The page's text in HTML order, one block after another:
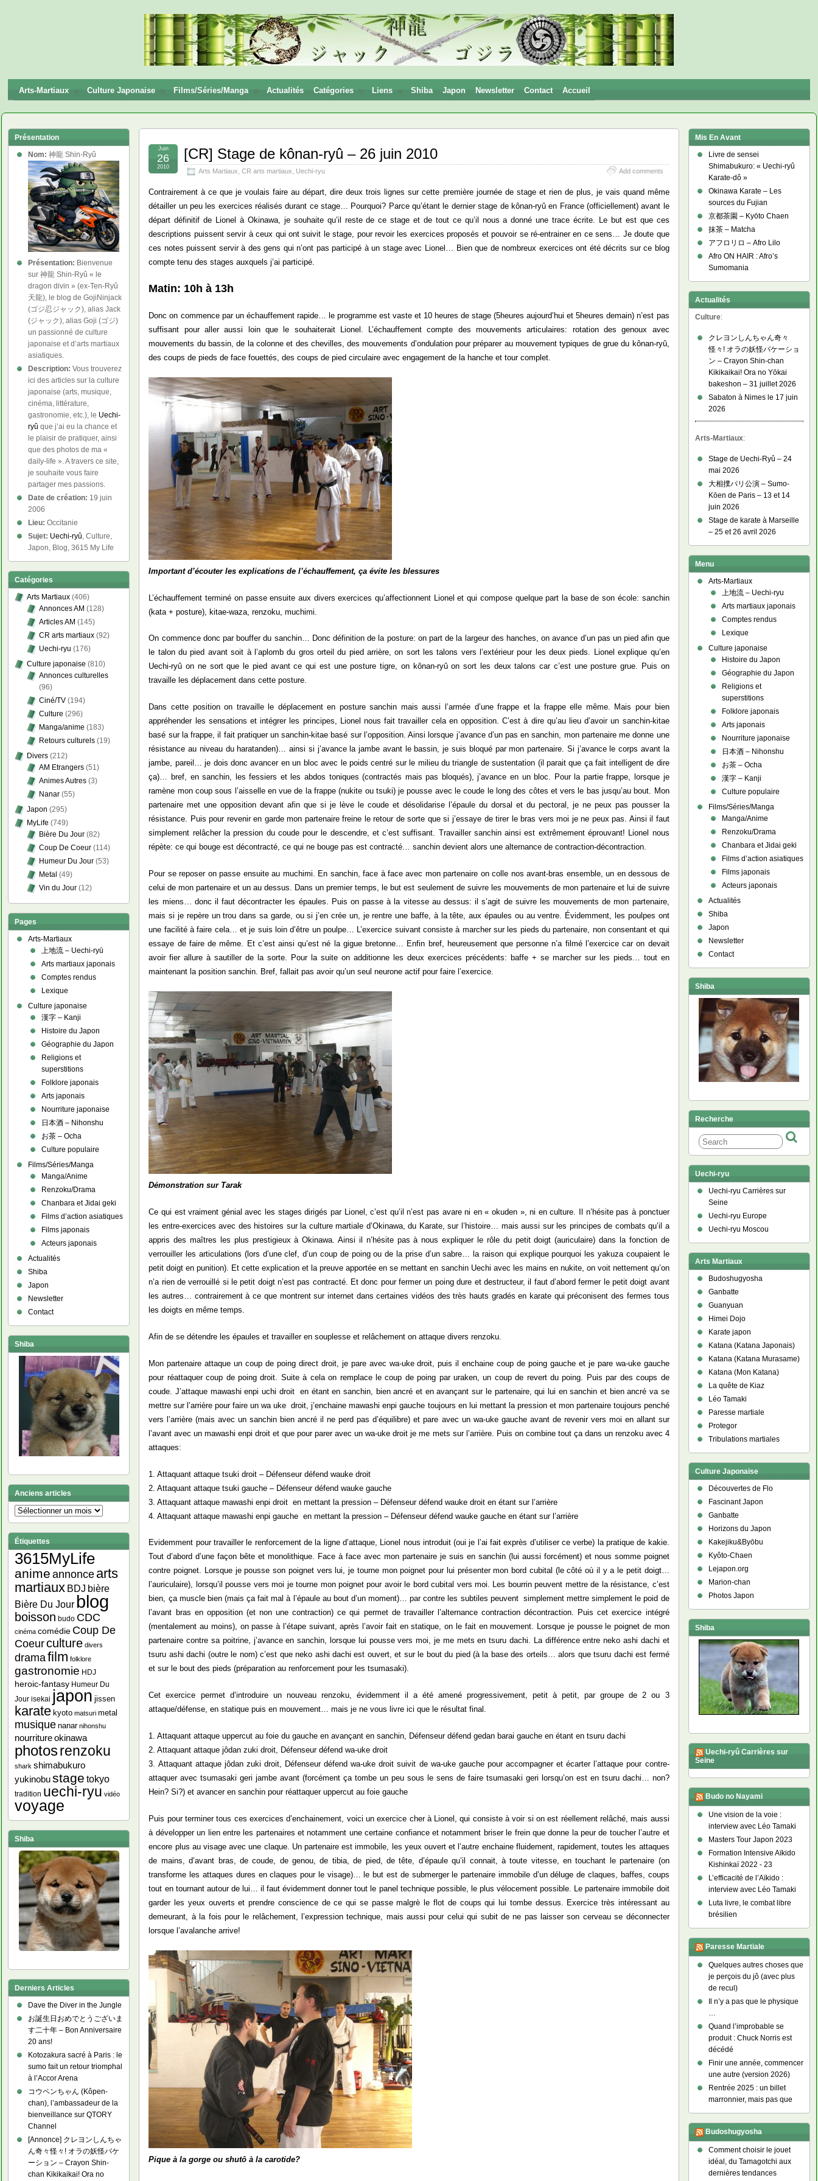
Ryū
Arts-Martiaux Culture Japonaise Films/Séries/Manga Actualités Catégories Liens Shiba Japon Newsletter Contact Accueil
[CR] Stage de kônan-ryû – 26 juin 2010
Arts Martiaux ,CR arts martiaux Uechi-ryu Add comments
Juin
26
2010
Contrairement à ce que je voulais faire au départ, dire deux trois lignes sur cette première journée de stage et rien de plus, je vais quand même
détailler un peu les exercices réalisés durant ce stage… Pourquoi? Parce qu’étant le dernier stage de kônan-ryû en France (officiellement) avant le
départ définitif de Lionel à Okinawa, je souhaite qu’il reste de ce stage et de tout ce qu’il nous a donné une trace écrite. Le but est que ces
descriptions puissent servir à ceux qui ont suivit le stage, pour revoir les exercices proposés et pouvoir se ré-entrainer en ce sens… Je doute que
ces notes puissent servir à des gens qui n’ont pas participé à un stage avec Lionel… Bien que de nombreux exercices ont été décrits sur ce blog
compte tenu des stages auxquels j’ai participé.
Matin: 10h à 13h
Donc on commence par un échauffement rapide… le programme est vaste et 10 heures de stage (5heures aujourd’hui et 5heures demain) n’est pas
suffisant pour aller aussi loin que le souhaiterait Lionel. L’échauffement compte des mouvements articulaires: rotation des genoux avec
mouvements du bassin, de la colonne et des chevilles, des mouvements d’ondulation pour préparer au mouvement typiques de grue du kônan-ryû,
des coups de pieds de face fouettés, des coups de pied circulaire avec engagement de la hanche et tour complet.
Important d’écouter les explications de l’échauffement, ça évite les blessures
L’échauffement terminé on passe ensuite aux divers exercices qu’affectionnent Lionel et qui compose quelque part la base de son école: sanchin
(kata + posture), kitae-waza, renzoku, muchimi.
On commence donc par bouffer du sanchin… Donc définition de la posture: on part de la largeur des hanches, on avance d’un pas un pied afin que
le talon du pied avant soit à l’aplomb du gros orteil du pied arrière, on sort les talons vers l’extérieur pour les deux pieds. Lionel explique qu’en
Uechi-ryû on ne sort que le pied avant ce qui est une posture tigre, on kônan-ryû on sort les deux talons car c’est une posture grue. Puis on
travaille les déplacement dans cette posture.
Dans cette position on travaille le déplacement en posture sanchin mais aussi l’armée d’une frappe et la frappe elle même. Mais pour bien
appréhender les sensations et intégrer les principes, Lionel nous fait travailler cela en opposition. C’est à dire qu’au lieu d’avoir un sanchin-kitae
basé sur la frappe, il fait pratiquer un sanchin-kitae basé sur l’opposition. Ainsi lorsque j’avance d’un pas en sanchin, mon partenaire me donne une
résistance au niveau du haratanden)… ainsi si j’avance la jambe avant le bassin, je suis bloqué par mon partenaire. Si j’avance le corps avant la
jambe, pareil… je dois donc avancer en un bloc avec le poids centré sur le milieu du triangle de sustentation (il parait que ça fait intelligent de dire
ça)… bref, en sanchin, les fessiers et les abdos toniques (contractés mais pas bloqués), j’avance en un bloc. Pour la partie frappe, lorsque je
ramène mon coup sous l’aisselle en vue de la frappe (nukite ou tsuki) je pousse avec le coude le long des côtes et vers le bas jusqu’au bout. Mon
partenaire met une opposition devant afin que si je lève le coude et désolidarise l’épaule du dorsal et du pectoral, je ne peux pas pousser la
résistance. Puis pour revenir en garde mon partenaire freine le retour de sorte que si j’essaye de tirer le bras vers moi je ne peux pas. Ainsi il faut
simplement relâcher la pression du coude pour le descendre, et c’est suffisant. Travailler sanchin ainsi est extrêmement éprouvant! Lionel nous
répète: ce qui bouge est décontracté, ce qui ne bouge pas est contracté… sanchin devient alors une alternance de contraction-décontraction.
Pour se reposer on passe ensuite au muchimi. En sanchin, face à face avec mon partenaire on colle nos avant-bras ensemble, un en dessous de
celui de mon partenaire et un au dessus. Dans un premier temps, le but est seulement de suivre les mouvements de mon partenaire et lui de suivre
les miens… donc il faut décontracter les épaules. Puis on passe à la vitesse au dessus: il s’agit de suivre les mouvements de mon partenaire,
mais si je repère un trou dans sa garde, ou si j’en crée un, je rentre une baffe, à la tête, aux épaules ou au ventre. Évidemment, les poulpes ont
une facilité à faire cela… et je suis loin d’être un poulpe… L’exercice suivant consiste à marcher sur les pieds du partenaire, non consentant et qui
essaye de faire de même. Et c’est ainsi qu’est né la gigue bretonne… Enfin bref, heureusement que personne n’a filmé l’exercice car on devait
avoir fier allure à sautiller de la sorte. Pour la suite on additionne les deux exercices précédents: baffe + se marcher sur les pieds… tout en
maintenant la position sanchin. Bref, fallait pas avoir qu’un seul neurone actif pour faire l’exercice.
Démonstration sur Tarak
Ce qui est vraiment génial avec les stages dirigés par Lionel, c’est qu’il n’est pas avare ni en « okuden », ni en culture. Il n’hésite pas à ponctuer
les entre-exercices avec des histoires sur la culture martiale d’Okinawa, du Karate, sur l’histoire… mais aussi sur les principes de combats qu’il a
appris des maîtres les plus prestigieux à Okinawa. Ainsi il n’hésite pas à nous expliquer le rôle du petit doigt (auriculaire) dans la fonction de
verrouiller les articulations (lors d’une clef, d’un coup de poing ou de la prise d’un sabre… la raison qui explique pourquoi les yakuza coupaient le
petit doigt en punition). Et cette explication et la preuve apportée en se mettant en sanchin Uechi avec les mains en nukite, on voit nettement qu’on
n’a rien de verrouillé si le petit doigt n’est pas contracté. Et donc pour fermer un poing dure et destructeur, il faut d’abord fermer le petit doigt avant
les autres… contrairement à ce que montrent sur internet dans certaines vidéos des très hauts gradés en karate qui préconisent des fermes tous
les doigts en même temps.
Afin de se détendre les épaules et travailler en souplesse et relâchement on attaque divers renzoku.
Mon partenaire attaque un coup de poing direct droit, je pare avec wa-uke droit, puis il enchaine coup de poing gauche et je pare wa-uke gauche
pour réattaquer coup de poing droit. Suite à cela on remplace le coup de poing par uraken, un coup de revert du poing. Puis par des coups de
coude. J’attaque mawashi enpi uchi droit en étant en sanchin, bien ancré et en avançant sur le partenaire, qui lui en sanchin et bien ancré va se
mettre sur l’arrière pour faire un wa uke droit, j’enchaine mawashi enpi gauche toujours en lui mettant la pression et mon partenaire toujours penché
vers l’arrière (mais avec un sanchin bien ancré il ne perd pas d’équilibre) et pare avec un wa-uke gauche avant de revenir vers moi en allant sur
l’avant avec un mawashi enpi droit et que pour parer avec un wa-uke droit je me mets sur l’arrière. Puis on combine tout ça dans un renzoku avec 4
attaques:
1. Attaquant attaque tsuki droit – Défenseur défend wauke droit
2. Attaquant attaque tsuki gauche – Défenseur défend wauke gauche
3. Attaquant attaque mawashi enpi droit en mettant la pression – Défenseur défend wauke droit en étant sur l’arrière
4. Attaquant attaque mawashi enpi gauche en mettant la pression – Défenseur défend wauke gauche en étant sur l’arrière
Evidemment pour travailler le renforcement de la ligne d’attaque, Lionel nous introduit (oui je l’ai fait exprès d’utiliser ce verbe) la pratique de kakie.
Tout d’abord d’une façon bête et monolithique. Face à face avec mon partenaire je suis en sanchin (lui aussi forcément) et nous somme poignet
contre poignet. Lorsque je pousse son poignet vers lui, je tourne mon poignet pour lui présenter mon bord cubital (le côté où il y a le petit doigt…
l’auriculaire), lorsqu’il pousse vers moi je tourne mon poignet pour avoir le bord cubital vers moi. Les bourrin peuvent mettre de la résistance, c’est
bien, ça muscle bien (mais ça fait mal à l’épaule au bout d’un moment)… par contre les subtiles peuvent simplement mettre simplement le poid de
l’avant bras en opposition (et non une contraction) ce qui permet de travailler l’alternance contraction décontraction. Puis cet exercice intégré
(mentalement au moins), on passe à l’étape suivant, après l’avoir fait en statique, on le fait en mouvement. Lorsque je pousse le poignet de mon
partenaire contre sa poitrine, j’avance en sanchin, lorsque lui pousse vers moi, je me mets en tsuru dachi. La différence entre neko ashi dachi et
tsuru ashi dachi (outre le nom) c’est que neko ashi dachi est ouvert, et sur le bout du pied (à la base des orteils… alors que tsuru dachi est fermé
et sur le bout des pieds (préparation au renforcement pour les tsumasaki).
Cet exercice permet d’introduire un nouveau renzoku, évidemment il a été amené progressivement, petit à petit, par groupe de 2 ou 3
attaque/défense, en statique puis en mouvement… mais je ne vous livre ici que le résultat final.
1. Attaquant attaque uppercut au foie du gauche en avançant en sanchin, Défenseur défend gedan barai gauche en étant en tsuru dachi
2. Attaquant attaque jôdan zuki droit, Défenseur défend wa-uke droit
3. Attaquant attaque jôdan zuki droit, Défenseur défend wa-uke droit suivit de wa-uke gauche pour accompagner et écarter l’attaque pour contre-
attaquer avec tsumasaki geri jambe avant (forcément ça tombe un peu sous le sens de faire tsumasaki geri lorsqu’on est en tsuru dachi… non?
Hein? Si?) et avancer en sanchin pour réattaquer uppercut au foie gauche
Puis pour terminer tous ces exercices d’enchainement, voici un exercice cher à Lionel, qui consiste à voir si on est réellement relâché, mais aussi
à développer un lien entre les partenaires et notamment une certaine confiance et notamment briser le frein que donne la peur de toucher l’autre et
encore plus au visage avec une claque. Un partenaire est immobile, les yeux ouvert et l’autre enchaine fluidement, rapidement, toutes les attaques
de mains, d’avant bras, de coude, de genou, de tibia, de pied, de tête, d’épaule qu’il connait, à toute vitesse, en touchant le partenaire (on
transforme les attaques dures en claques pour le visage)… le but est de submerger le partenaire immobile d’un déluge de claques, baffes, coups
tout en tournant autour de lui… il faut évidemment donner tout le panel technique possible, le plus vélocement possible. Le partenaire immobile doit
garder les yeux ouverts et prendre conscience de ce qui se passe malgrè le flot de coups qui lui tombe dessus. Exercice très intéressant au
demeurant, à la fois pour le relâchement, l’expression technique, mais aussi pour celui qui subit de ne pas laisser son cerveau se déconnecter
lorsque l’avalanche arrive!
Pique à la gorge ou shutô à la carotide?
Présentation
Nom: 神龍 Shin-Ryû
Présentation: Bienvenue
sur 神龍 Shin-Ryû « le
dragon divin » (ex-Ten-Ryû
天龍), le blog de GojiNinjack
(ゴジ忍ジャック), alias Jack
(ジャック), alias Goji (ゴジ)
un passionné de culture
japonaise et d’arts martiaux
asiatiques.
Description: Vous trouverez
ici des articles sur la culture
japonaise (arts, musique,
cinéma, littérature,
gastronomie, etc.), le Uechi-
ryû que j’ai eu la chance et
le plaisir de pratiquer, ainsi
que des photos de ma «
daily-life ». A travers ce site,
je souhaite vous faire
partager mes passions.
Date de création: 19 juin
2006
Lieu: Occitanie
Sujet: Uechi-ryû, Culture,
Japon, Blog, 3615 My Life
Catégories
Arts Martiaux (406)
Annonces AM (128)
Articles AM (145)
CR arts martiaux (92)
Uechi-ryu (176)
Culture japonaise (810)
Annonces culturelles
(96)
Ciné/TV (194)
Culture (296)
Manga/anime (183)
Retours culturels (19)
Divers (212)
AM Etrangers (51)
Animes Autres (3)
Nanar (55)
Japon (295)
MyLife (749)
Bière Du Jour (82)
Coup De Coeur (114)
Humeur Du Jour (53)
Metal (49)
Vin du Jour (12)
Pages
Arts-Martiaux
上地流 – Uechi-ryū
Arts martiaux japonais
Comptes rendus
Lexique
Culture japonaise
漢字 – Kanji
Histoire du Japon
Géographie du Japon
Religions et
superstitions
Folklore japonais
Arts japonais
Nourriture japonaise
日本酒 – Nihonshu
お茶 – Ocha
Culture populaire
Films/Séries/Manga
Manga/Anime
Renzoku/Drama
Chanbara et Jidai geki
Films d’action asiatiques
Films japonais
Acteurs japonais
Actualités
Shiba
Japon
Newsletter
Contact
Shiba
Anciens articles
Anciens
articles
Étiquettes
3615MyLife
anime annonce arts
martiaux BDJ bière
Bière Du Jour blog
boisson budo CDC
cinéma comédie Coup De
Coeurculture divers
dramafilm folklore
gastronomie HDJ
heroic-fantasy Humeur Du
Jour isekai japon jissen
karate kyoto matsuri metal
musique nanar nihonshu
nourriture okinawa
photosrenzoku
shark shimabukuro
yukinobu stage tokyo
tradition uechi-ryu vidéo
voyage
Shiba
Derniers Articles
Dave the Diver in the Jungle
お誕生日おめでとうございま
す二十年 – Bon Anniversaire
20 ans!
Kotozakura sacré à Paris : le
sumo fait un retour triomphal
à l’Accor Arena
コウペンちゃん (Kôpen-
chan), l’ambassadeur de la
bienveillance sur QTORY
Channel
[Annonce] クレヨンしんちゃ
ん奇々怪々! オラの妖怪バケ
ーション – Crayon Shin-
chan Kikikaikai! Ora no
Mis En Avant
Livre de sensei
Shimabukuro: « Uechi-ryû
Karate-dô »
Okinawa Karate – Les
sources du Fujian
京都茶園 – Kyōto Chaen
抹茶 – Matcha
アフロリロ – Afro Lilo
Afro ON HAIR : Afro’s
Sumomania
Actualités
Culture:
クレヨンしんちゃん奇々
怪々! オラの妖怪バケーショ
ン – Crayon Shin-chan
Kikikaikai! Ora no Yōkai
bakeshon – 31 juillet 2026
Sabaton à Nimes le 17 juin
2026
Arts-Martiaux:
Stage de Uechi-Ryû – 24
mai 2026
大相撲パリ公演 – Sumo-
Kōen de Paris – 13 et 14
juin 2026
Stage de karate à Marseille
– 25 et 26 avril 2026
Menu
Arts-Martiaux
上地流 – Uechi-ryu
Arts martiaux japonais
Comptes rendus
Lexique
Culture japonaise
Histoire du Japon
Géographie du Japon
Religions et
superstitions
Folklore japonais
Arts japonais
Nourriture japonaise
日本酒 – Nihonshu
お茶 – Ocha
漢字 – Kanji
Culture populaire
Films/Séries/Manga
Manga/Anime
Renzoku/Drama
Chanbara et Jidai geki
Films d’action asiatiques
Films japonais
Acteurs japonais
Actualités
Shiba
Japon
Newsletter
Contact
Shiba
Recherche
Uechi-ryu
Uechi-ryu Carrières sur
Seine
Uechi-ryu Europe
Uechi-ryu Moscou
Arts Martiaux
Budoshugyosha
Ganbatte
Guanyuan
Himei Dojo
Karate japon
Katana (Katana Japonais)
Katana (Katana Murasame)
Katana (Mon Katana)
La quête de Kiaz
Léo Tamaki
Paresse martiale
Protegor
Tribulations martiales
Culture Japonaise
Découvertes de Flo
Fascinant Japon
Ganbatte
Horizons du Japon
Kakejiku&Byōbu
Kyôto-Chaen
Lejapon.org
Marion-chan
Photos Japon
Shiba
Uechi-ryû Carrières sur
Seine
Budo no Nayami
Une vision de la voie :
interview avec Léo Tamaki
Masters Tour Japon 2023
Formation Intensive Aïkido
Kishinkaï 2022 - 23
L’efficacité de l’Aïkido :
interview avec Léo Tamaki
Luta livre, le combat libre
brésilien
Paresse Martiale
Quelques autres choses que
je perçois du jô (avec plus
de recul)
Il n’y a pas que le physique
…
Quand l’improbable se
produit : Chuck Norris est
décédé
Finir une année, commencer
une autre (version 2026)
Rentrée 2025 : un billet
marronnier, mais pas que
Budoshugyosha
Comment choisir le jouet
idéal, du Tamagotchi aux
dernières tendances